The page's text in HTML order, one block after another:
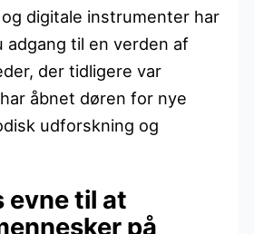
digitale instrumenter har
adgang til en verden af
der tidligere var
åbnet døren for nye
udforskning og
evne til at
på